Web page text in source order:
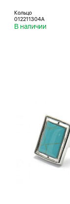
Кольцо
012211304A
В наличии